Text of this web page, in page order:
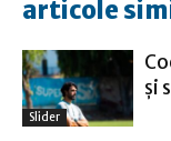
articole
Slider
şi